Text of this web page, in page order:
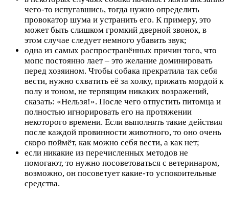
чего-то испугавшись, тогда нужно определить
провокатор шума и устранить его. К примеру, это
может быть слишком громкий дверной звонок, в
этом случае следует немного убавить звук;
одна из самых распространённых причин того, что
мопс постоянно лает – это желание доминировать
перед хозяином. Чтобы собака прекратила так себя
вести, нужно схватить её за холку, прижать мордой к
полу и тоном, не терпящим никаких возражений,
сказать: «Нельзя!». После чего отпустить питомца и
полностью игнорировать его на протяжении
некоторого времени. Если выполнять такие действия
после каждой провинности животного, то оно очень
скоро поймёт, как можно себя вести, а как нет;
если никакие из перечисленных методов не
помогают, то нужно посоветоваться с ветеринаром,
возможно, он посоветует какие-то успокоительные
средства.